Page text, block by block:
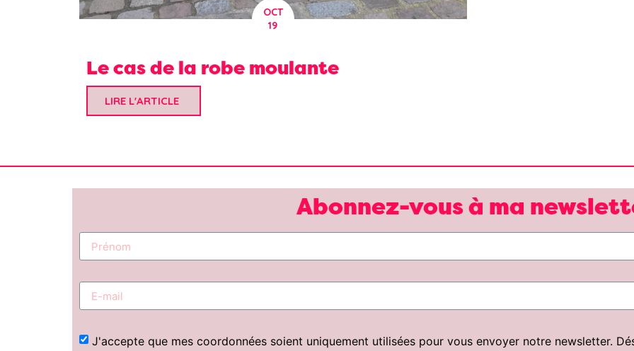
OCT
19
Le cas de la robe moulante
LIRE L'ARTICLE
Abonnez-vous à ma
J'accepte que mes coordonnées soient uniquement utilisées pour vous envoyer notre newsletter.